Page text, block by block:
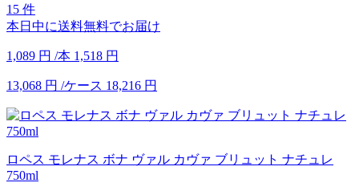
15 件
本日中に送料無料でお届け
1,089 円 /本 1,518 円
13,068 円 /ケース 18,216 円
ロペス モレナス ボナ ヴァル カヴァ ブリュット ナチュレ
750ml